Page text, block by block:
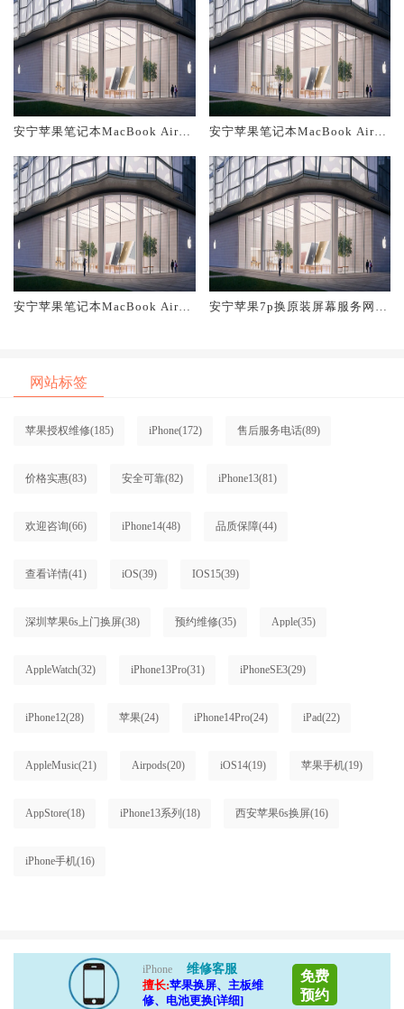
安宁苹果笔记本MacBook Air换
安宁苹果笔记本MacBook Air换
安宁苹果笔记本MacBook Air换
安宁苹果7p换原装屏幕服务网点
网站标签
苹果授权维修(185) iPhone(172) 售后服务电话(89)
价格实惠(83) 安全可靠(82) iPhone13(81)
欢迎咨询(66) iPhone14(48) 品质保障(44)
查看详情(41) iOS(39) IOS15(39)
深圳苹果6s上门换屏(38) 预约维修(35) Apple(35)
AppleWatch(32) iPhone13Pro(31) iPhoneSE3(29)
iPhone12(28) 苹果(24) iPhone14Pro(24) iPad(22)
AppleMusic(21) Airpods(20) iOS14(19) 苹果手机(19)
AppStore(18) iPhone13系列 (18) 西安苹果6s换屏(16)
iPhone手机(16)
iPhone
维修客服
擅长:苹果换屏、主板维
修、电池更换[详细]
免费
预约